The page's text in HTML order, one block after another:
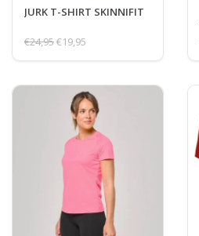
JURK T-SHIRT SKINNIFIT
€24,95€19,95